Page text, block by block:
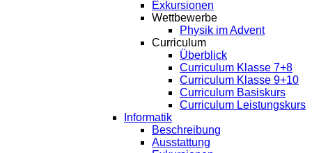
Exkursionen
Wettbewerbe
Physik im Advent
Curriculum
Überblick
Curriculum Klasse 7+8
Curriculum Klasse 9+10
Curriculum Basiskurs
Curriculum Leistungskurs
Informatik
Beschreibung
Ausstattung